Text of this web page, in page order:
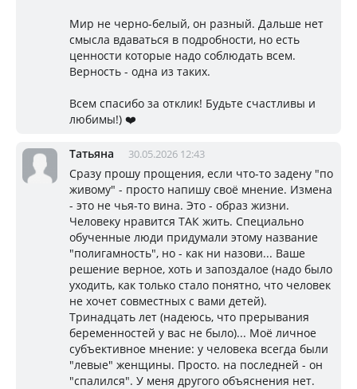
Мир не черно-белый, он разный. Дальше нет
смысла вдаваться в подробности, но есть
ценности которые надо соблюдать всем.
Верность - одна из таких.
Всем спасибо за отклик! Будьте счастливы и
любимы!) ❤️
Татьяна 30.05.2026 12:43
Сразу прошу прощения, если что-то задену "по
живому" - просто напишу своё мнение. Измена
- это не чья-то вина. Это - образ жизни.
Человеку нравится ТАК жить. Специально
обученные люди придумали этому название
"полигамность", но - как ни назови... Ваше
решение верное, хоть и запоздалое (надо было
уходить, как только стало понятно, что человек
не хочет совместных с вами детей).
Тринадцать лет (надеюсь, что прерывания
беременностей у вас не было)... Моё личное
субъективное мнение: у человека всегда были
"левые" женщины. Просто. на последней - он
"спалился". У меня другого объяснения нет.